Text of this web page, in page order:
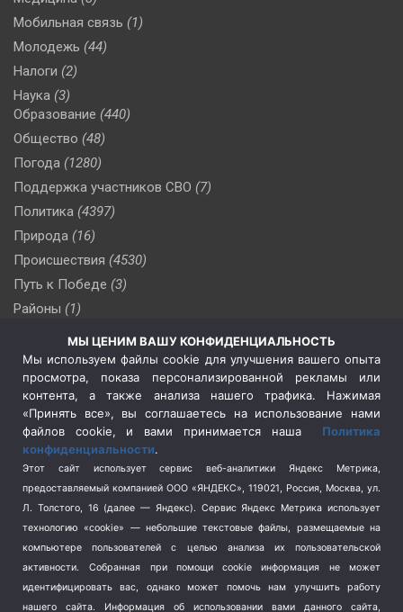
Мобильная связь (1)
Молодежь (44)
Налоги (2)
Наука (3)
Образование (440)
Общество (48)
Погода (1280)
Поддержка участников СВО (7)
Политика (4397)
Природа (16)
Происшествия (4530)
Путь к Победе (3)
Районы (1)
(510)
Сельское хозяйство (3)
Социальная политика
(3)
Спецоперация в Украине
Спецоперация на Украине
(404)
Спорт (740)
Терроризм (1)
Транспорт (262)
Туризм (178)
МЫ ЦЕНИМ ВАШУ КОНФИДЕНЦИАЛЬНОСТЬ
Мы используем файлы cookie для улучшения вашего опыта
просмотра, показа персонализированной рекламы или
контента, а также анализа нашего трафика. Нажимая
«Принять все», вы соглашаетесь на использование нами
файлов cookie, и вами принимается наша Политика
конфиденциальности.
Этот сайт использует сервис веб-аналитики Яндекс Метрика,
предоставляемый компанией ООО «ЯНДЕКС», 119021, Россия, Москва, ул.
Л. Толстого, 16 (далее — Яндекс). Сервис Яндекс Метрика использует
технологию «cookie» — небольшие текстовые файлы, размещаемые на
компьютере пользователей с целью анализа их пользовательской
активности.
Собранная при помощи cookie информация не может
идентифицировать вас, однако может помочь нам улучшить работу
нашего сайта. Информация об использовании вами данного сайта,